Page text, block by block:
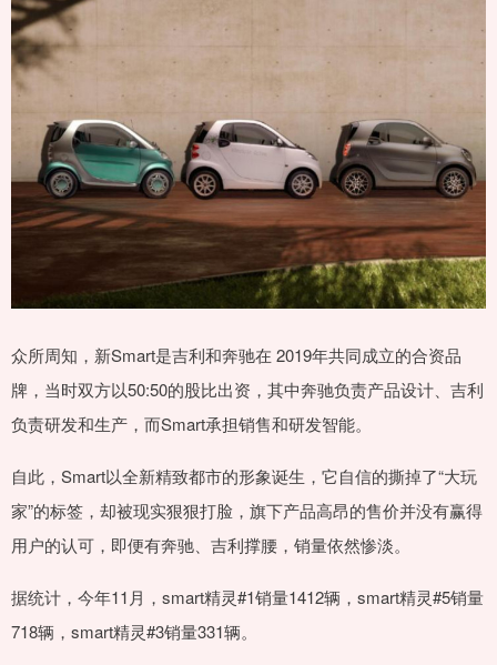
众所周知，新Smart是吉利和奔驰在 2019年共同成立的合资品
牌，当时双方以50:50的股比出资，其中奔驰负责产品设计、吉利
负责研发和生产，而Smart承担销售和研发智能。
自此，Smart以全新精致都市的形象诞生，它自信的撕掉了“大玩
家”的标签，却被现实狠狠打脸，旗下产品高昂的售价并没有赢得
用户的认可，即便有奔驰、吉利撑腰，销量依然惨淡。
据统计，今年11月，smart精灵#1销量1412辆，smart精灵#5销量
718辆，smart精灵#3销量331辆。